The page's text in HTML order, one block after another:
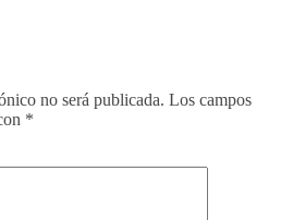
no será publicada. Los campos
*